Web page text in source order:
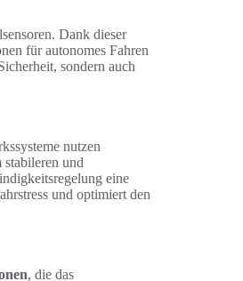
Dank dieser
für autonomes Fahren
sondern auch
nutzen
stabileren und
eine
und optimiert den
, die das